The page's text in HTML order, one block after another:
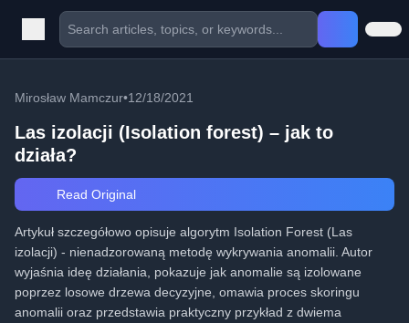
Mirosław Mamczur•12/18/2021
Las izolacji (Isolation forest) – jak to
działa?
Read Original
Artykuł szczegółowo opisuje algorytm Isolation Forest (Las
izolacji) - nienadzorowaną metodę wykrywania anomalii. Autor
wyjaśnia ideę działania, pokazuje jak anomalie są izolowane
poprzez losowe drzewa decyzyjne, omawia proces skoringu
anomalii oraz przedstawia praktyczny przykład z dwiema